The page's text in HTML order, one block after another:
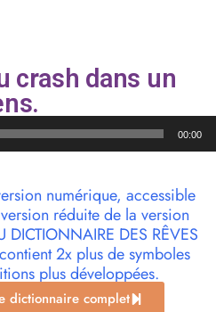
crash dans un
00:00
numérique, accessible
réduite de la version
DES RÊVES
2x plus de symboles
plus développées.
dictionnaire complet